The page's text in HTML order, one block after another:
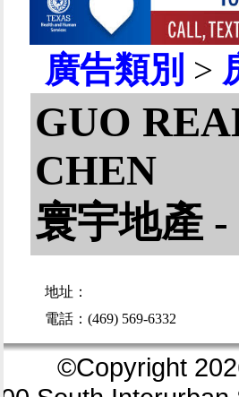
廣告類別 >
GUO
CHEN
寰宇地產
地址：
電話：(469) 569-6332
©Copyright